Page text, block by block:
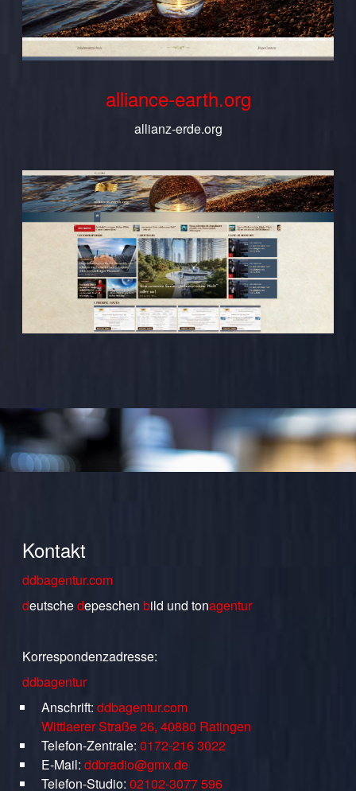
alliance-earth.org
allianz-erde.org
Kontakt
ddbagentur.com
deutschedepeschen bild undtonagentur
Korrespondenzadresse:
ddbagentur
Anschrift: ddbagentur.com
Wittlaerer Straße 26, 40880 Ratingen
Telefon-Zentrale: 0172-216 3022
E-Mail: ddbradio@gmx.de
Telefon-Studio: 02102-3077 596